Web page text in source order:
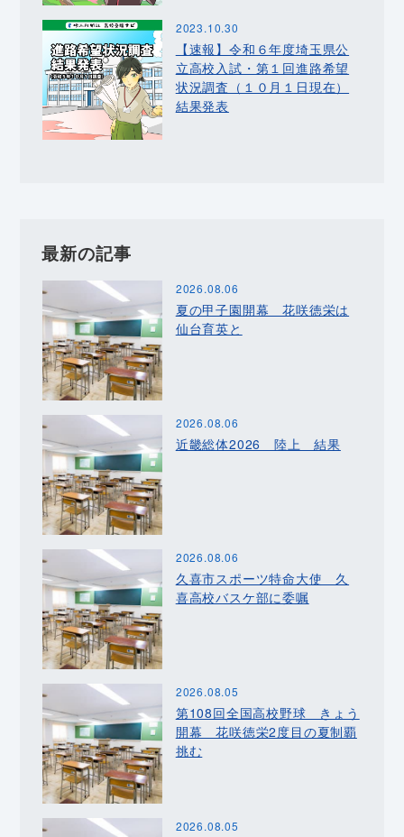
2023.10.30
【速報】令和６年度埼玉県公
立高校入試・第１回進路希望
状況調査（１０月１日現在）
結果発表
最新の記事
2026.08.06
夏の甲子園開幕 花咲徳栄は
仙台育英と
2026.08.06
近畿総体2026 陸上 結果
2026.08.06
久喜市スポーツ特命大使 久
喜高校バスケ部に委嘱
2026.08.05
第108回全国高校野球 きょう
開幕 花咲徳栄2度目の夏制覇
挑む
2026.08.05